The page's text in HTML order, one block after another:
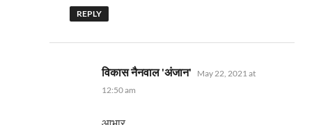
REPLY
विकास नैनवाल 'अंजान' says:
May 22, 2021 at
12:50 am